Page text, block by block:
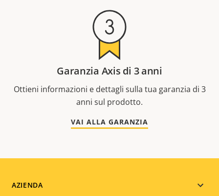
Garanzia Axis di 3 anni
Ottieni informazioni e dettagli sulla tua garanzia di 3
anni sul prodotto.
VAI ALLA GARANZIA
Footer
AZIENDA